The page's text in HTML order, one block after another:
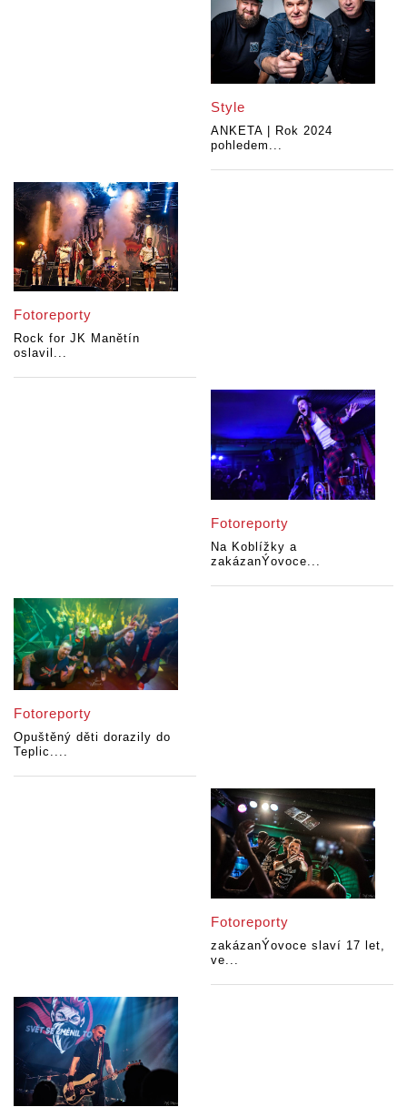
Style
ANKETA | Rok 2024
pohledem...
Fotoreporty
Rock for JK Manětín
oslavil...
Fotoreporty
Na Koblížky a
zakázanÝovoce...
Fotoreporty
Opuštěný děti dorazily do
Teplic....
Fotoreporty
zakázanÝovoce slaví 17 let,
ve...